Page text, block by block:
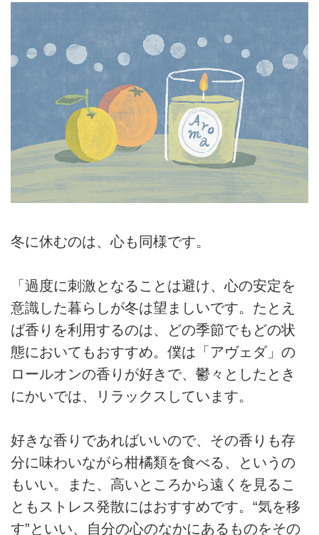
冬に休むのは、心も同様です。
「過度に刺激となることは避け、心の安定を
意識した暮らしが冬は望ましいです。たとえ
ば香りを利用するのは、どの季節でもどの状
態においてもおすすめ。僕は「アヴェダ」の
ロールオンの香りが好きで、鬱々としたとき
にかいでは、リラックスしています。
好きな香りであればいいので、その香りも存
分に味わいながら柑橘類を食べる、というの
もいい。また、高いところから遠くを見るこ
ともストレス発散にはおすすめです。“気を移
す”といい、自分の心のなかにあるものをその